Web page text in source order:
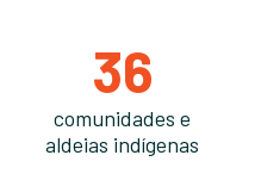
36
comunidades e
aldeias indígenas